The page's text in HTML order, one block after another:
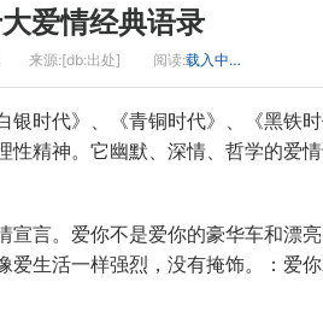
爱情经典语录
来源:[db:出处] 阅读:载入中…
时代》、《青铜时代》、《黑铁时
性精神。它幽默、深情、哲学的爱情
言。爱你不是爱你的豪华车和漂亮
生活一样强烈，没有掩饰。
： 爱